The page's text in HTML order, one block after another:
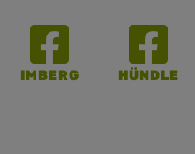
IMBERG HÜNDLE